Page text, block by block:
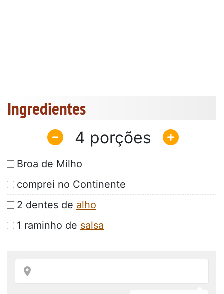
Ingredientes
4
Broa de Milho
comprei no Continente
2 dentes de alho
1 raminho de salsa